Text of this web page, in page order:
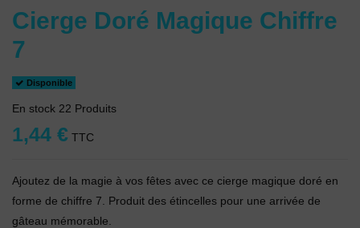
Cierge Doré Magique Chiffre
7
Disponible
En stock 22 Produits
1,44 € TTC
Ajoutez de la magie à vos fêtes avec ce cierge magique doré en
forme de chiffre 7. Produit des étincelles pour une arrivée de
gâteau mémorable.